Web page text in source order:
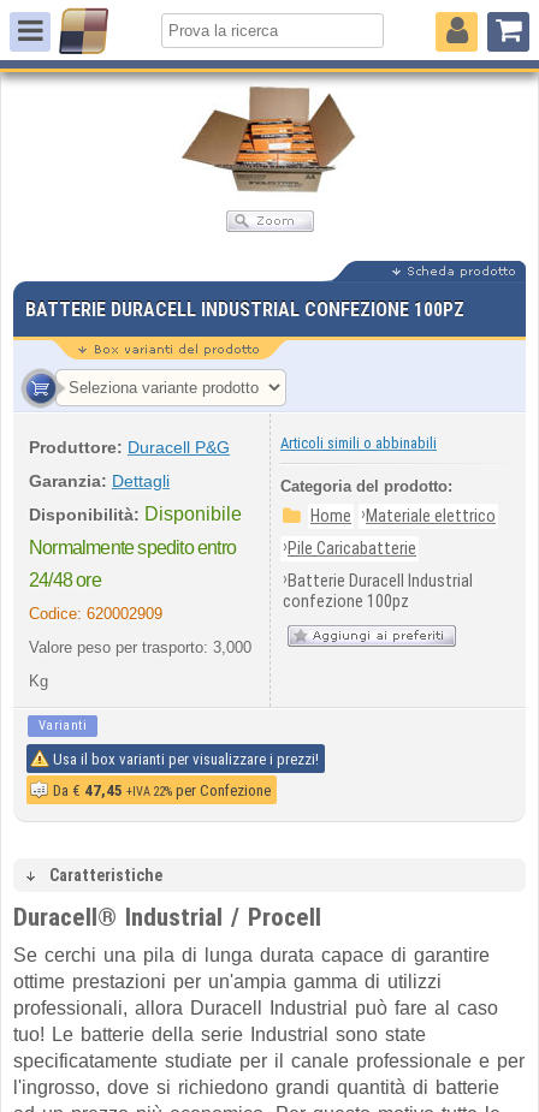
BATTERIE DURACELL INDUSTRIAL CONFEZIONE 100PZ
Produttore: Duracell P&G
Garanzia: Dettagli
Disponibilità: Disponibile
Normalmente spedito entro
24/48 ore
Codice: 620002909
Valore peso per trasporto: 3,000
Kg
Articoli simili o abbinabili
Categoria del prodotto:
Home ›Materiale elettrico
›Pile Caricabatterie
›Batterie Duracell Industrial
confezione 100pz
Varianti
Usa il box varianti per visualizzare i prezzi!
Da € 47,45 +IVA 22% per Confezione
Caratteristiche
Duracell® Industrial / Procell
Se cerchi una pila di lunga durata capace di garantire
ottime prestazioni per un'ampia gamma di utilizzi
professionali, allora Duracell Industrial può fare al caso
tuo! Le batterie della serie Industrial sono state
specificatamente studiate per il canale professionale e per
l'ingrosso, dove si richiedono grandi quantità di batterie